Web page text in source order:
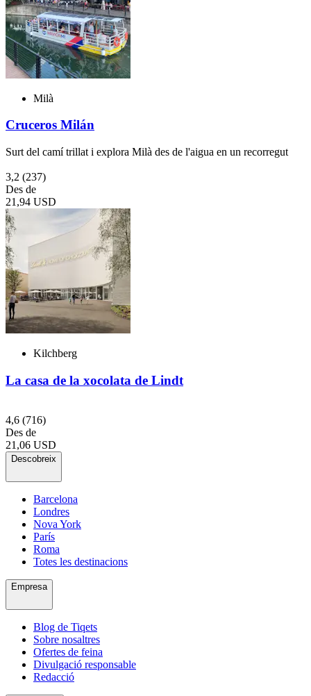
Milà
Cruceros Milán
Surt del camí trillat i explora Milà des de l'aigua en un recorregut
3,2 (237)
Des de
21,94 USD
Kilchberg
La casa de la xocolata de Lindt
4,6 (716)
Des de
21,06 USD
Descobreix
Barcelona
Londres
Nova York
París
Roma
Totes les destinacions
Empresa
Blog de Tiqets
Sobre nosaltres
Ofertes de feina
Divulgació responsable
Redacció